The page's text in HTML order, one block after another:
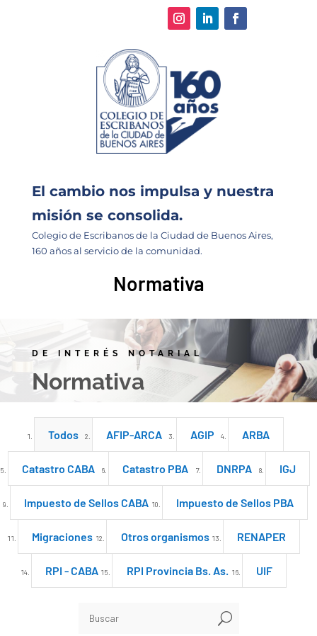
El cambio nos impulsa y nuestra
misión se consolida.
Colegio de Escribanos de la Ciudad de Buenos Aires,
160 años al servicio de la comunidad.
Normativa
DE INTERÉS NOTARIAL
Normativa
Todos AFIP-ARCA AGIP ARBA
Catastro CABA Catastro PBA DNRPA IGJ
Impuesto de Sellos CABA Impuesto de Sellos PBA
Migraciones Otros organismos RENAPER
RPI - CABA RPI Provincia Bs. As. UIF
U